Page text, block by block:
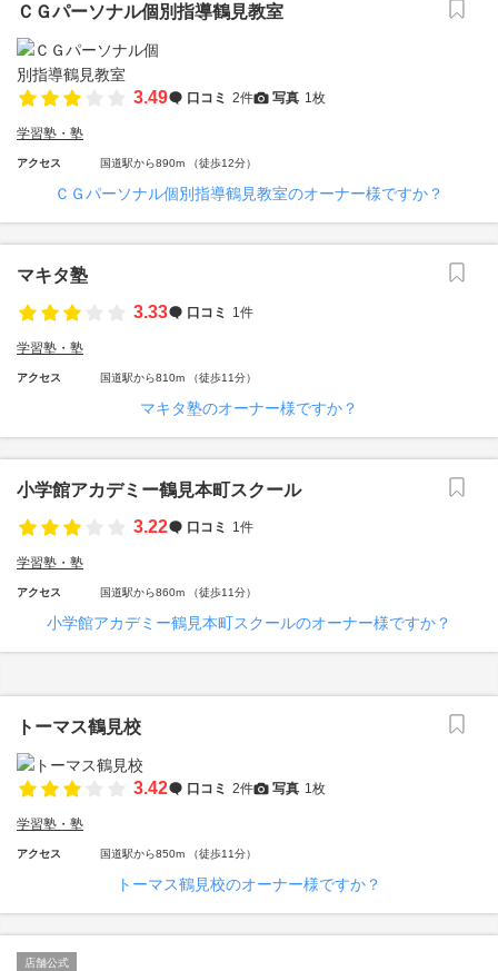
ＣＧパーソナル個別指導鶴見教室
3.49 口コミ 2件 写真 1枚
学習塾・塾
アクセス 国道駅から890m （徒歩12分）
ＣＧパーソナル個別指導鶴見教室のオーナー様ですか？
マキタ塾
3.33
口コミ 1件
学習塾・塾
アクセス 国道駅から810m （徒歩11分）
マキタ塾のオーナー様ですか？
小学館アカデミー鶴見本町スクール
3.22
口コミ 1件
学習塾・塾
アクセス 国道駅から860m （徒歩11分）
小学館アカデミー鶴見本町スクールのオーナー様ですか？
トーマス鶴見校
3.42 口コミ 2件 写真 1枚
学習塾・塾
アクセス 国道駅から850m （徒歩11分）
トーマス鶴見校のオーナー様ですか？
店舗公式